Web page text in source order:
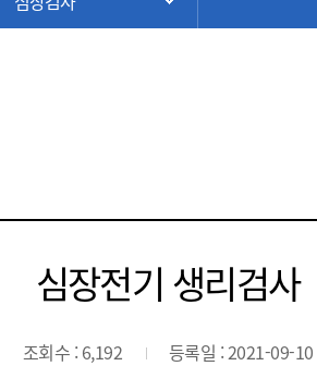
심장전기 생리검사
조회수 : 6,192 등록일 : 2021-09-10